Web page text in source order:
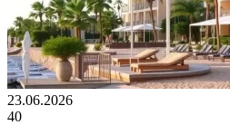
23.06.2026
40